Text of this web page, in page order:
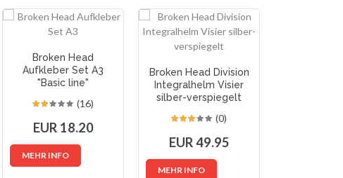
Broken Head
Aufkleber Set A3
"Basic line"
(16)
EUR 18.20
MEHR INFO
Broken Head Division
Integralhelm Visier
silber-verspiegelt
(0)
EUR 49.95
MEHR INFO